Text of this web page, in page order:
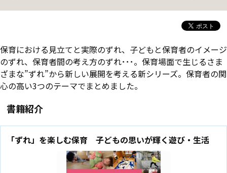
保育における見立てと実際のずれ、子どもと保育者のイメージ
のずれ、保育者間の考え方のずれ･･･。保育場面で生じるさま
ざまな”ずれ”から新しい展開を考える新シリーズ。保育者の関
心の高い3つのテーマでまとめました。
書籍紹介
「ずれ」を楽しむ保育 子どもの思いが輝く遊び・生活